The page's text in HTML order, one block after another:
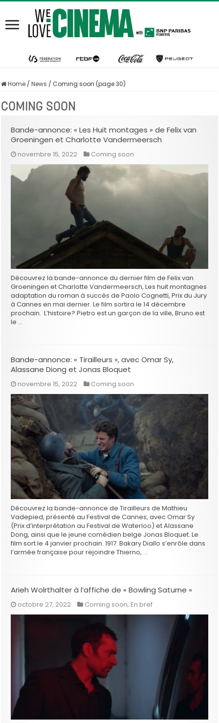
Home / News / Coming soon (page 30)
COMING SOON
Bande-annonce: « Les Huit montages » de Felix van
Groeningen et Charlotte Vandermeersch
novembre 15, 2022 Coming soon
Découvrez la bande-annonce du dernier film de Felix van
Groeningen et Charlotte Vandermeersch, Les huit montagnes
adaptation du roman à succès de Paolo Cognetti, Prix du Jury
à Cannes en mai dernier. Le film sortira le 14 décembre
prochain. L’histoire? Pietro est un garçon de la ville, Bruno est
le …
Bande-annonce: « Tirailleurs », avec Omar Sy,
Alassane Diong et Jonas Bloquet
novembre 15, 2022 Coming soon
Découvrez la bande-annonce de Tirailleurs de Mathieu
Vadepied, présenté au Festival de Cannes, avec Omar Sy
(Prix d’interprétation au Festival de Waterloo) et Alassane
Dong, ainsi que le jeune comédien belge Jonas Bloquet. Le
film sort le 4 janvier prochain. 1917. Bakary Diallo s’enrôle dans
l’armée française pour rejoindre Thierno, …
Arieh Wolrthalter à l’affiche de « Bowling Saturne »
octobre 27, 2022 Coming soon, En bref